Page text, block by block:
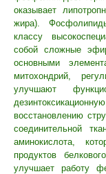
оказывает
жира).
классу
собой сложные
основными
митохондрий,
улучшают
восстановлению
соединительной
аминокислота,
продуктов
улучшает работу